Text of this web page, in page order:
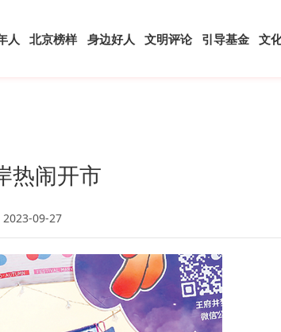
人 北京榜样 身边好人 文明评论 引导基金 文
热闹开市
2023-09-27